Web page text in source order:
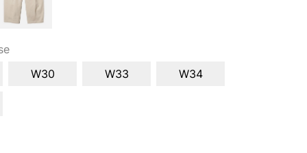
W30
W33 W34